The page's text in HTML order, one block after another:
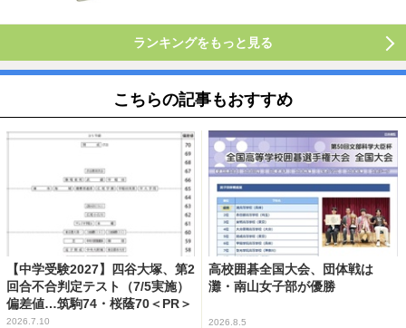
ランキングをもっと見る
こちらの記事もおすすめ
【中学受験2027】四谷大塚、第2
回合不合判定テスト（7/5実施）
偏差値…筑駒74・桜蔭70＜PR＞
2026.7.10
高校囲碁全国大会、団体戦は
灘・南山女子部が優勝
2026.8.5